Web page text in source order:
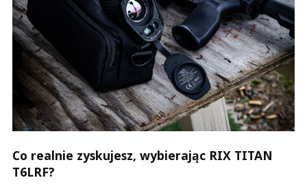
Co realnie zyskujesz, wybierając RIX TITAN
T6LRF?